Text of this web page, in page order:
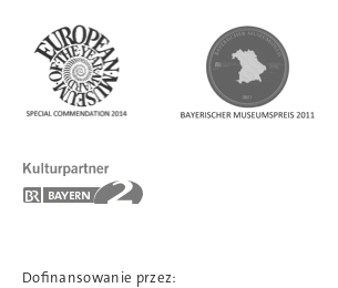
Dofinansowanie przez: